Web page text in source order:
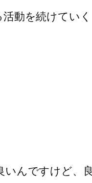
動を続けていく
んですけど、